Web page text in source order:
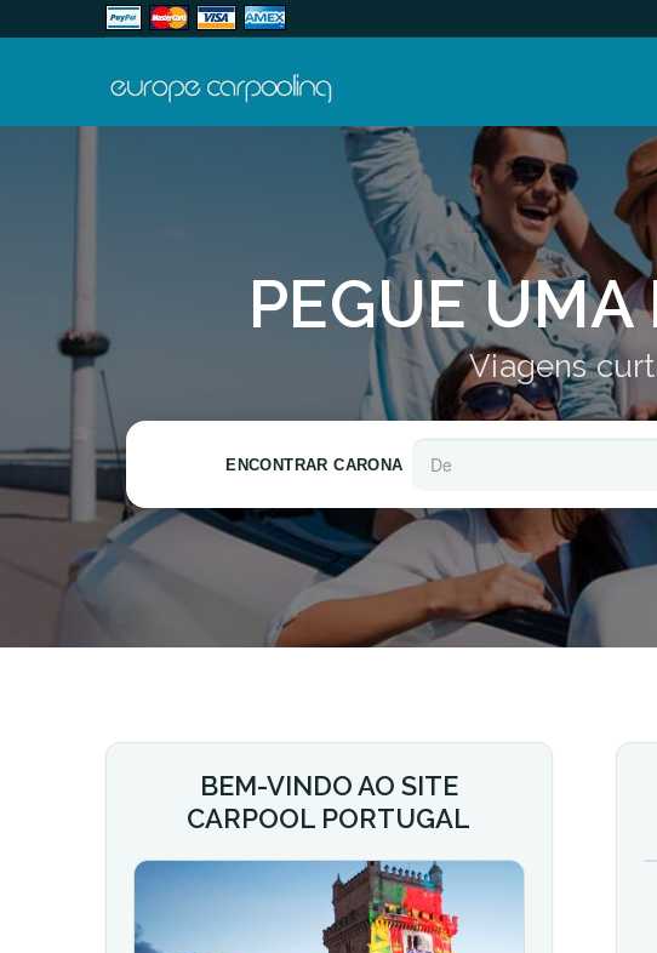
PEGUE
Viagens
ENCONTRAR CARONA
BEM-VINDO AO SITE
CARPOOL PORTUGAL